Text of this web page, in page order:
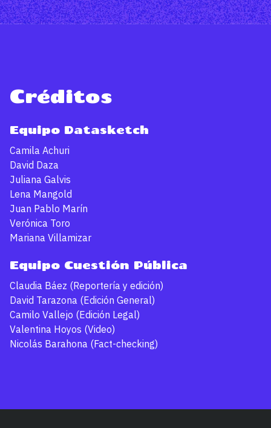
Créditos
Equipo Datasketch
Camila Achuri
David Daza
Juliana Galvis
Lena Mangold
Juan Pablo Marín
Verónica Toro
Mariana Villamizar
Equipo Cuestión Pública
Claudia Báez (Reportería y edición)
David Tarazona (Edición General)
Camilo Vallejo (Edición Legal)
Valentina Hoyos (Video)
Nicolás Barahona (Fact-checking)